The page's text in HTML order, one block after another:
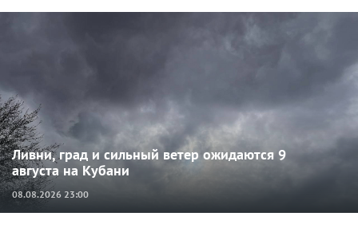
Ливни, град и сильный ветер ожидаются 9
августа на Кубани
08.08.2026 23:00